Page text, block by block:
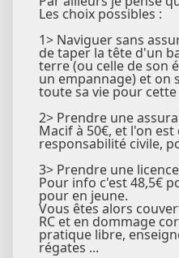
Les choix possibles :
1> Naviguer sans
de taper la tête d'un
terre (ou celle de son
un empannage) et on
toute sa vie pour cette
2> Prendre une
Macif à 50€, et l'on
responsabilité civile,
3> Prendre une licence
Pour info c'est 48,5€
pour en jeune.
Vous êtes alors
RC et en dommage
pratique libre,
régates ...